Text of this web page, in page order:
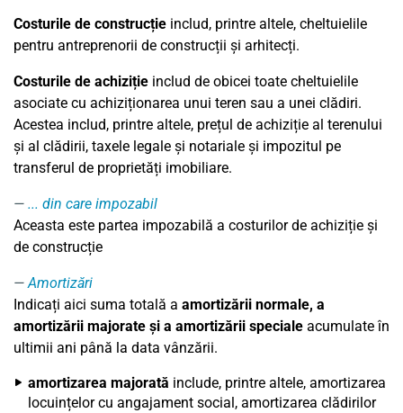
Costurile de construcție includ, printre altele, cheltuielile
pentru antreprenorii de construcții și arhitecți.
Costurile de achiziție includ de obicei toate cheltuielile
asociate cu achiziționarea unui teren sau a unei clădiri.
Acestea includ, printre altele, prețul de achiziție al terenului
și al clădirii, taxele legale și notariale și impozitul pe
transferul de proprietăți imobiliare.
... din care impozabil
Aceasta este partea impozabilă a costurilor de achiziție și
de construcție
Amortizări
Indicați aici suma totală a amortizării normale, a
amortizării majorate și a amortizării speciale acumulate în
ultimii ani până la data vânzării.
amortizarea majorată include, printre altele, amortizarea
locuințelor cu angajament social, amortizarea clădirilor